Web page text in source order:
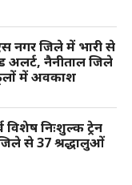
नगर जिले में भारी से
अलर्ट, नैनीताल जिले
में अवकाश
विशेष निःशुल्क ट्रेन
से 37 श्रद्धालुओं